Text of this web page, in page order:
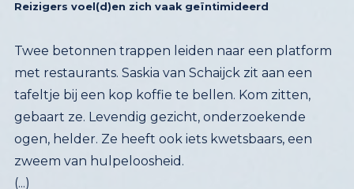
Reizigers voel(d)en zich vaak geïntimideerd
Twee betonnen trappen leiden naar een platform
met restaurants. Saskia van Schaijck zit aan een
tafeltje bij een kop koffie te bellen. Kom zitten,
gebaart ze. Levendig gezicht, onderzoekende
ogen, helder. Ze heeft ook iets kwetsbaars, een
zweem van hulpeloosheid.
(...)